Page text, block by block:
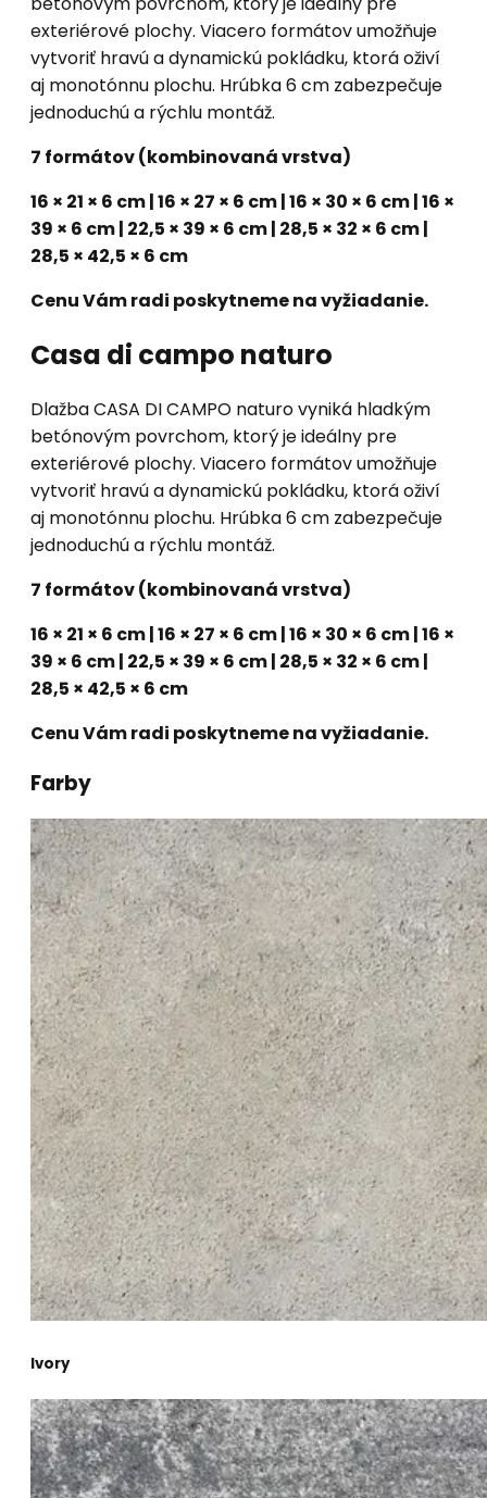
exteriérové plochy. Viacero formátov umožňuje
vytvoriť hravú a dynamickú pokládku, ktorá oživí
aj monotónnu plochu. Hrúbka 6 cm zabezpečuje
jednoduchú a rýchlu montáž.
7 formátov (kombinovaná vrstva)
16 × 21 × 6 cm | 16 × 27 × 6 cm | 16 × 30 × 6 cm | 16 ×
39 × 6 cm | 22,5 × 39 × 6 cm | 28,5 × 32 × 6 cm |
28,5 × 42,5 × 6 cm
Cenu Vám radi poskytneme na vyžiadanie.
Casa di campo naturo
Dlažba CASA DI CAMPO naturo vyniká hladkým
betónovým povrchom, ktorý je ideálny pre
exteriérové plochy. Viacero formátov umožňuje
vytvoriť hravú a dynamickú pokládku, ktorá oživí
aj monotónnu plochu. Hrúbka 6 cm zabezpečuje
jednoduchú a rýchlu montáž.
7 formátov (kombinovaná vrstva)
16 × 21 × 6 cm | 16 × 27 × 6 cm | 16 × 30 × 6 cm | 16 ×
39 × 6 cm | 22,5 × 39 × 6 cm | 28,5 × 32 × 6 cm |
28,5 × 42,5 × 6 cm
Cenu Vám radi poskytneme na vyžiadanie.
Farby
Ivory